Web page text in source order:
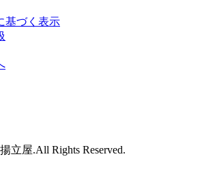
基づく表示
立屋.All Rights Reserved.